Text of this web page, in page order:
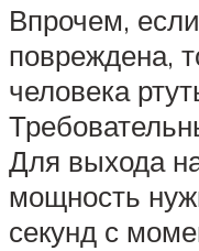
Впрочем,
повреждена,
человека
Для выхода
мощность
секунд с